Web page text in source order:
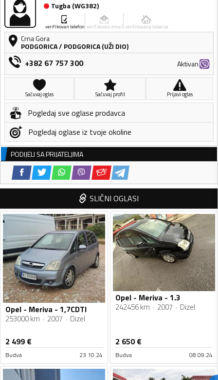
Tugba(WG382)
verifikovan telefon verifikovan email verifikovana lokacija
Crna Gora
PODGORICA/ PODGORICA (UŽI DIO)
+382 67 757 300 Aktivan
Sačuvaj oglas Sačuvaj profil Prijavi oglas
Pogledaj sve oglase prodavca
Pogledaj oglase iz tvoje okoline
PODIJELI SA PRIJATELJIMA
SLIČNI OGLASI
Opel - Meriva - 1,7CDTI
253000 km 2007 Dizel
2 499 €
Budva 23.10.24
Opel - Meriva - 1.3
242456 km 2007 Dizel
2 650€
Budva 08.09.24